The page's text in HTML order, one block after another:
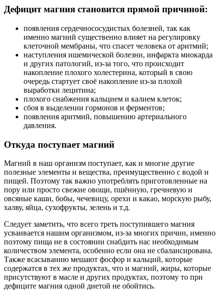
Дефицит магния становится прямой причиной:
появления сердечнососудистых болезней, так как
именно магний существенно влияет на регулировку
клеточной мембраны, что спасет человека от аритмий;
наступления ишемической болезни, инфаркта миокарда
и других патологий, из-за того, что происходит
накопление плохого холестерина, который в свою
очередь стартует своё накопление из-за плохой
выработки лецитина;
плохого снабжения кальцием и калием клеток;
сбоя в выделении гормонов и ферментов;
появления аритмий, повышению артериального
давления.
Откуда поступает магний
Магний в наш организм поступает, как и многие другие
полезные элементы и вещества, преимущественно с водой и
пищей. Поэтому так важно употреблять приготовленные на
пору или просто свежие овощи, пшённую, гречневую и
овсяные каши, бобы, чечевицу, орехи и какао, морскую рыбу,
халву, яйца, сухофрукты, зелень и т.д.
Следует заметить, что всего треть поступившего магния
усваивается нашим организмом, из-за многих причин, именно
поэтому пища не в состоянии снабдить нас необходимым
количеством элемента, особенно если она не сбалансирована.
Также всасыванию мешают фосфор и кальций, которые
содержатся в тех же продуктах, что и магний, жиры, которые
присутствуют в масле и других продуктах, поэтому то при
дефиците магния одной диетой не обойтись.